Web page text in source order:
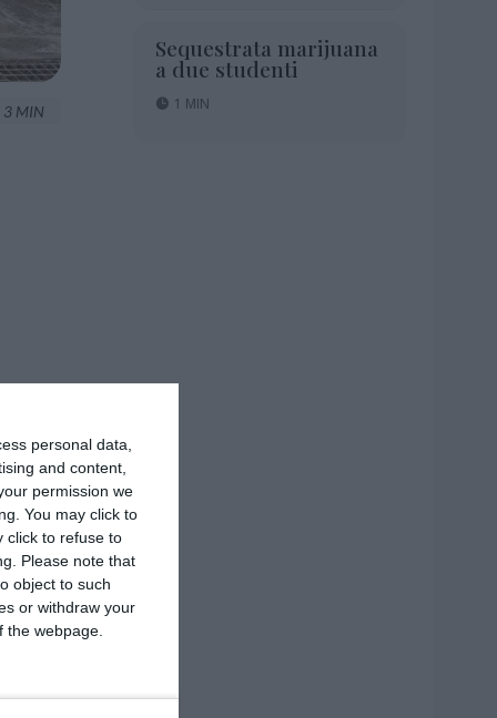
personal data,
and content,
permission we
You may click to
click to refuse to
Please note that
object to such
or withdraw your
webpage.
3 MIN
Sequestrata marijuana
a due studenti
1 MIN